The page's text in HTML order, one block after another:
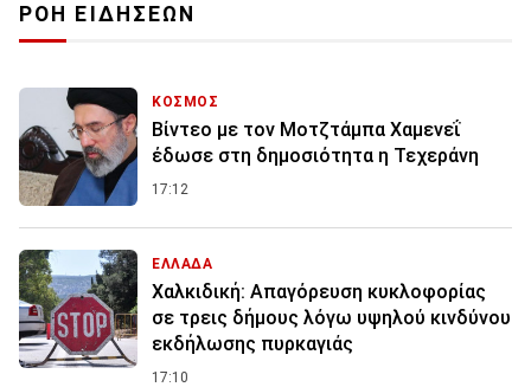
ΡΟΗ ΕΙΔΗΣΕΩΝ
ΚΟΣΜΟΣ
Βίντεο με τον Μοτζτάμπα Χαμενεΐ
έδωσε στη δημοσιότητα η Τεχεράνη
17:12
ΕΛΛΑΔΑ
Χαλκιδική: Απαγόρευση κυκλοφορίας
σε τρεις δήμους λόγω υψηλού κινδύνου
εκδήλωσης πυρκαγιάς
17:10